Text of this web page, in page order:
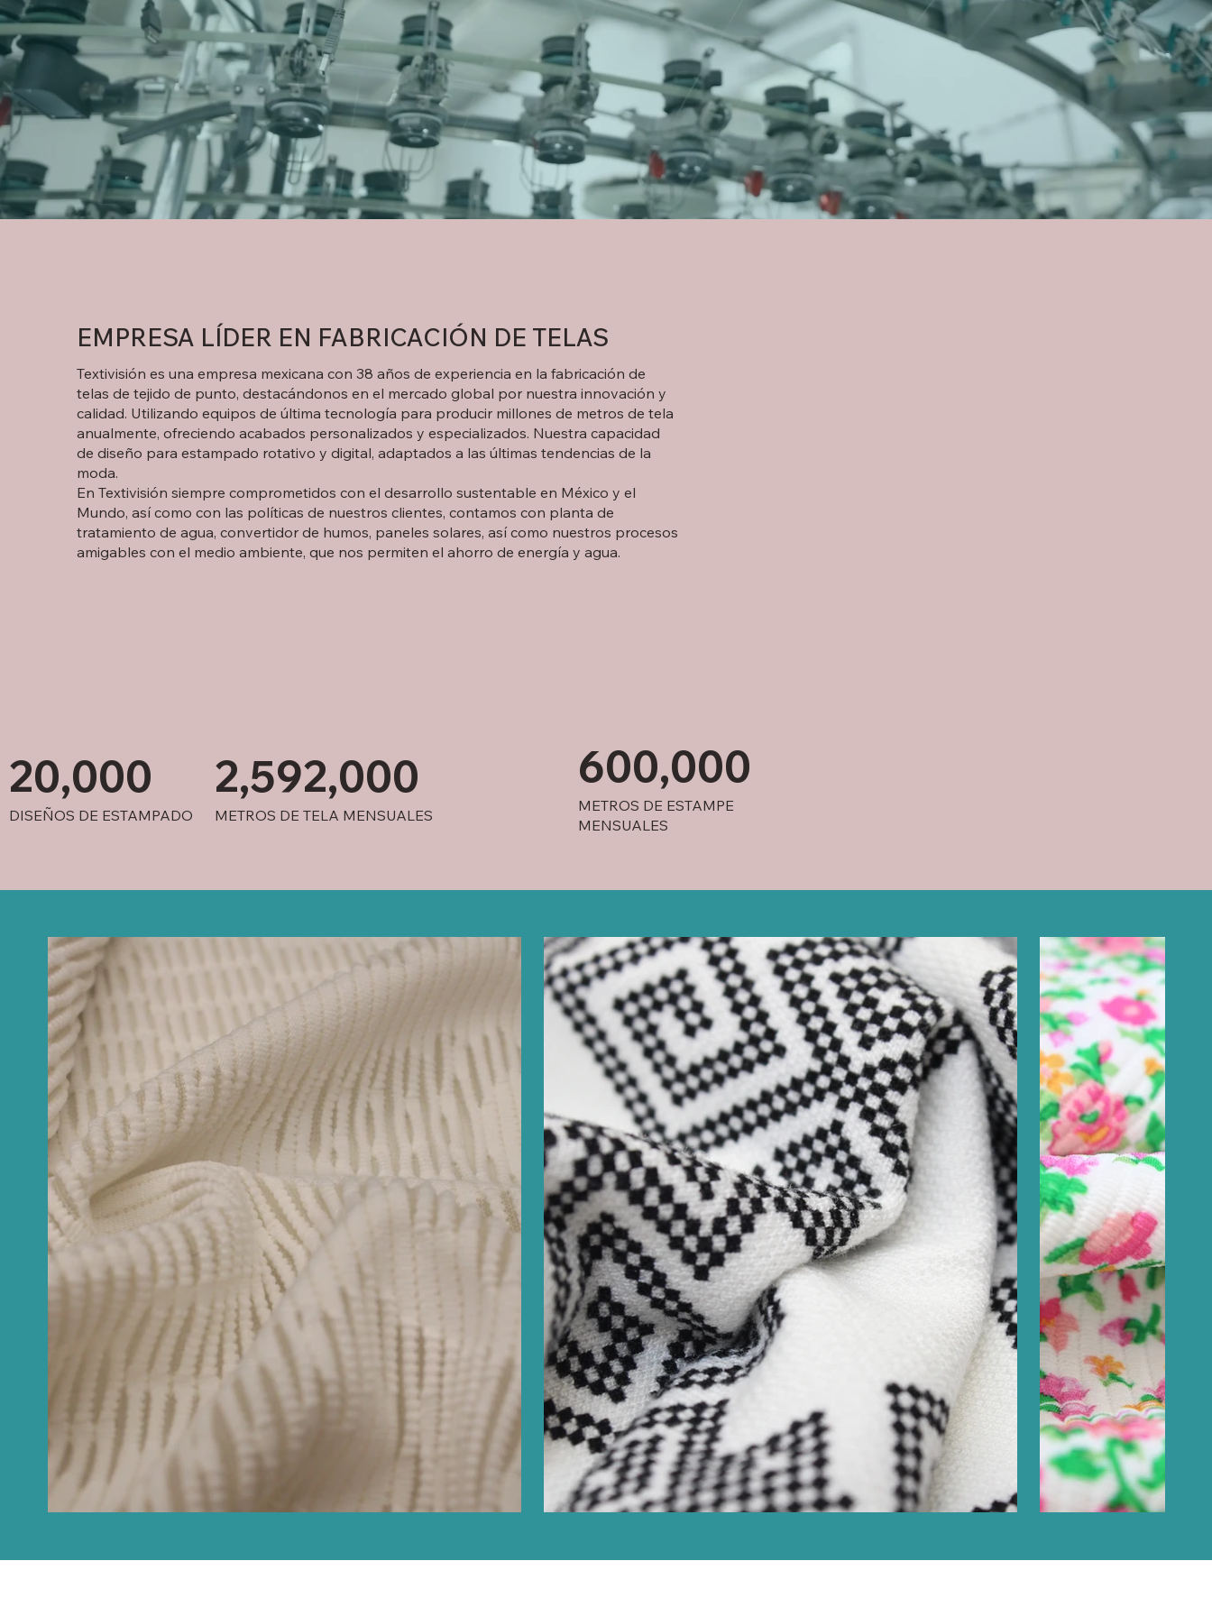
EMPRESA LÍDER EN FABRICACIÓN DE TELAS
Textivisión es una empresa mexicana con 38 años de experiencia en la fabricación de
telas de tejido de punto, destacándonos en el mercado global por nuestra innovación y
calidad. Utilizando equipos de última tecnología para producir millones de metros de tela
anualmente, ofreciendo acabados personalizados y especializados. Nuestra capacidad
de diseño para estampado rotativo y digital, adaptados a las últimas tendencias de la
moda.
En Textivisión siempre comprometidos con el desarrollo sustentable en México y el
Mundo, así como con las políticas de nuestros clientes, contamos con planta de
tratamiento de agua, convertidor de humos, paneles solares, así como nuestros procesos
amigables con el medio ambiente, que nos permiten el ahorro de energía y agua.
20,000
DISEÑOS DE ESTAMPADO
2,592,000
METROS DE TELA MENSUALES
600,000
METROS DE ESTAMPE
MENSUALES